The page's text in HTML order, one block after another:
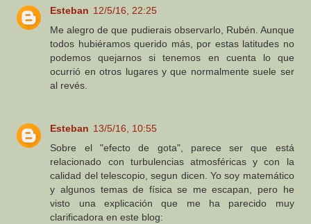
Esteban 12/5/16, 22:25
Me alegro de que pudierais observarlo, Rubén. Aunque
todos hubiéramos querido más, por estas latitudes no
podemos quejarnos si tenemos en cuenta lo que
ocurrió en otros lugares y que normalmente suele ser
al revés.
Esteban 13/5/16, 10:55
Sobre el "efecto de gota", parece ser que está
relacionado con turbulencias atmosféricas y con la
calidad del telescopio, segun dicen. Yo soy matemático
y algunos temas de física se me escapan, pero he
visto una explicación que me ha parecido muy
clarificadora en este blog: